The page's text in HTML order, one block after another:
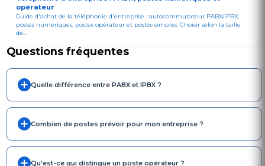
opérateur
Guide d'achat de la téléphonie d'entreprise : autocommutateur PABX/IPBX,
postes numériques, postes opérateur et postes simples. Choisir selon la taille
de...
Questions fréquentes
Quelle différence entre PABX et IPBX ?
Combien de postes prévoir pour mon entreprise ?
Qu'est-ce qui distingue un poste opérateur ?